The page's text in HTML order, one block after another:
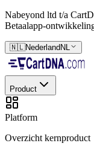
Nabeyond ltd t/a
Betaalapp-
🇳🇱Nederland NL
Product
Platform
Overzicht kernproduct